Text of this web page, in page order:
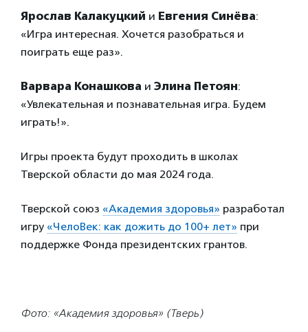
Ярослав Калакуцкий и Евгения Синёва:
«Игра интересная. Хочется разобраться и
поиграть еще раз».
Варвара Конашкова и Элина Петоян:
«Увлекательная и познавательная игра. Будем
играть!».
Игры проекта будут проходить в школах
Тверской области до мая 2024 года.
Тверской союз «Академия здоровья» разработал
игру «ЧелоВек: как дожить до 100+ лет» при
поддержке Фонда президентских грантов.
Фото: «Академия здоровья» (Тверь)